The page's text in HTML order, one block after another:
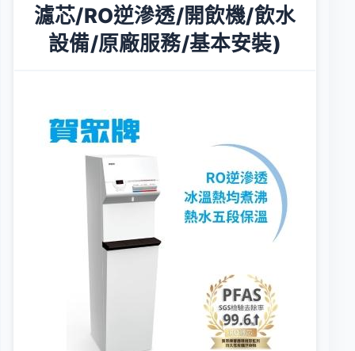
濾芯/RO逆滲透/開飲機/飲水
設備/原廠服務/基本安裝)